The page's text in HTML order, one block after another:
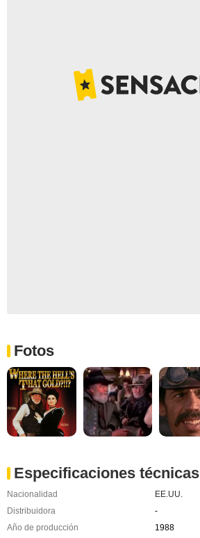
Fotos
Especificaciones técnicas
Nacionalidad
EE.UU.
Distribuidora
-
Año de producción
1988